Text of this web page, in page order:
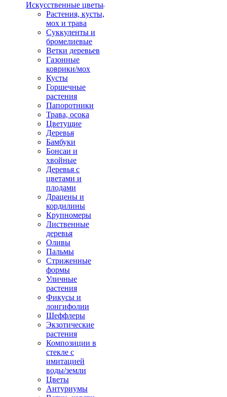
Искусственные цветы
Растения, кусты,
мох и трава
Суккуленты и
бромелиевые
Ветки деревьев
Газонные
коврики/мох
Кусты
Горшечные
растения
Папоротники
Трава, осока
Цветущие
Деревья
Бамбуки
Бонсаи и
хвойные
Деревья с
цветами и
плодами
Драцены и
кордилины
Крупномеры
Лиственные
деревья
Оливы
Пальмы
Стриженные
формы
Уличные
растения
Фикусы и
лонгифолии
Шеффлеры
Экзотические
растения
Композиции в
стекле с
имитацией
воды/земли
Цветы
Антуриумы